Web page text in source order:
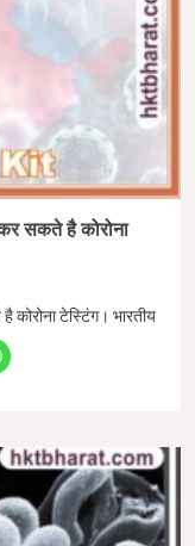
सकते है कोरोना
टेस्टिंग। भारतीय